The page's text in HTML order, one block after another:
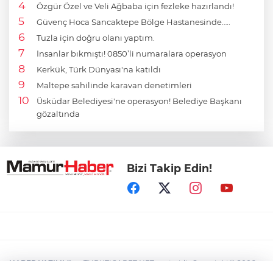
Özgür Özel ve Veli Ağbaba için fezleke hazırlandı!
Güvenç Hoca Sancaktepe Bölge Hastanesinde…..
Tuzla için doğru olanı yaptım.
İnsanlar bıkmıştı! 0850’li numaralara operasyon
Kerkük, Türk Dünyası'na katıldı
Maltepe sahilinde karavan denetimleri
Üsküdar Belediyesi'ne operasyon! Belediye Başkanı
gözaltında
Bizi Takip Edin!